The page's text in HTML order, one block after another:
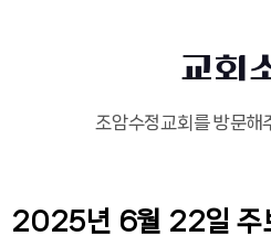
교회
조암수정교회를 방문해
2025년 6월 22일 주